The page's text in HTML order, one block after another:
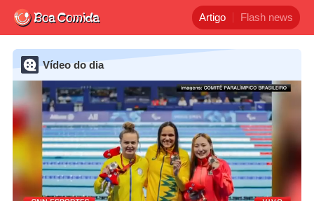
Artigo Flash news
Vídeo do dia